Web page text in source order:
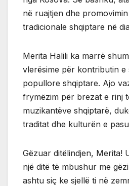
në ruajtjen dhe
tradicionale shqiptare në
Merita Halili ka marrë
vlerësime për kontributin e
popullore shqiptare. Ajo
frymëzim për brezat e rinj
muzikantëve shqiptarë,
traditat dhe kulturën e
Gëzuar ditëlindjen, Merita!
një ditë të mbushur me
ashtu siç ke sjellë ti në